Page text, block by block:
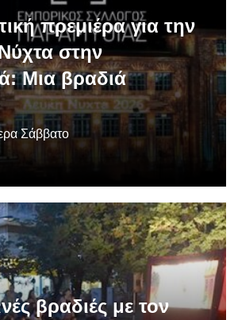
πρεμιέρα για την
στην
Μια βραδιά
Σάββατο
βραδιές με τον